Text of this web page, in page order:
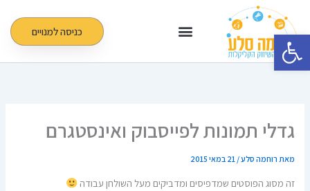
פתח סרגל נגישות
לתוכן
כניסה למנויים
גדלי תמונות לפייסבוק ואינסטגרם
מאת רוחמה סלע/21 במאי 2015
זה מסוג הפוסטים שמדפיסים ומדביקים מעל השולחן עבודה